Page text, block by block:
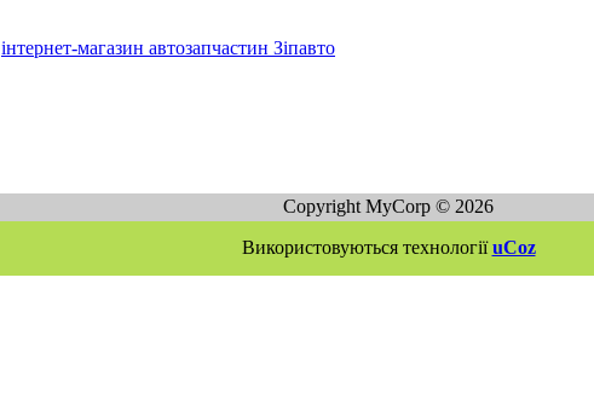
інтернет-магазин автозапчастин Зіпавто
Copyright MyCorp © 2026
Використовуються технологіїuCoz